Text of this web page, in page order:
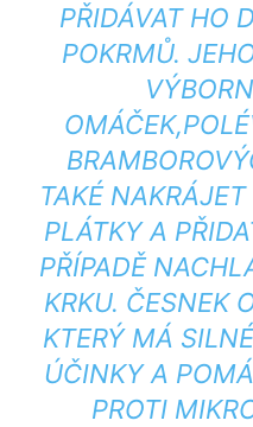
PŘIDÁVAT HO‌
POKRMŮ.
‍TAKÉ
PLÁTKY⁢ A
⁢PŘÍPADĚ‍
KRKU. ČESNEK
KTERÝ MÁ
ÚČINKY A
PROTI‍